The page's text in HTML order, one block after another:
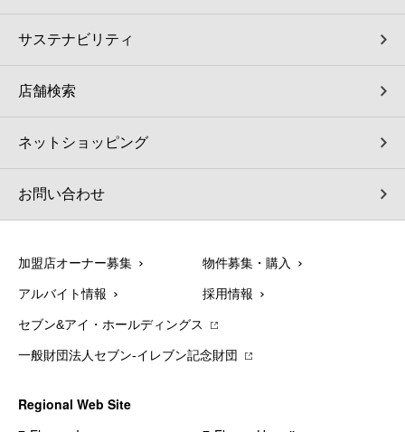
サステナビリティ
店舗検索
ネットショッピング
お問い合わせ
加盟店オーナー募集 物件募集・購入
アルバイト情報 採用情報
セブン&アイ・ホールディングス
一般財団法人セブン-イレブン記念財団
Regional Web Site